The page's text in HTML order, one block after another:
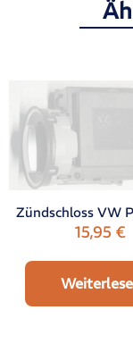
Zündschloss VW
15,95€